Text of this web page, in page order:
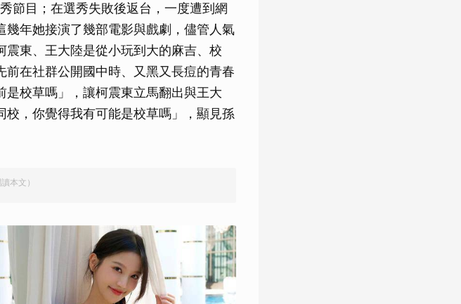
節目；在選秀失敗後返台，一度遭到網
年她接演了幾部電影與戲劇，儘管人氣
東、王大陸是從小玩到大的麻吉、校
在社群公開國中時、又黑又長痘的青春
校草嗎」，讓柯震東立馬翻出與王大
，你覺得我有可能是校草嗎」，顯見孫
本文）